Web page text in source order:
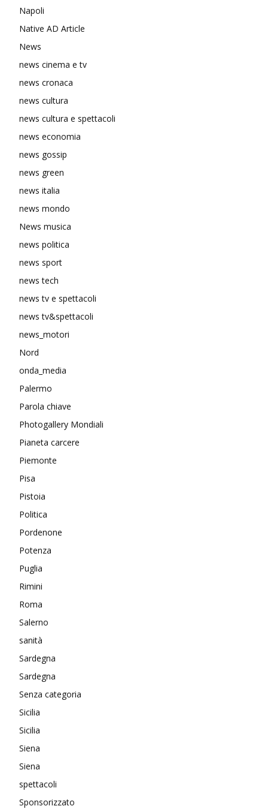
Napoli
Native AD Article
News
news cinema e tv
news cronaca
news cultura
news cultura e spettacoli
news economia
news gossip
news green
news italia
news mondo
News musica
news politica
news sport
news tech
news tv e spettacoli
news tv&spettacoli
news_motori
Nord
onda_media
Palermo
Parola chiave
Photogallery Mondiali
Pianeta carcere
Piemonte
Pisa
Pistoia
Politica
Pordenone
Potenza
Puglia
Rimini
Roma
Salerno
sanità
Sardegna
Sardegna
Senza categoria
Sicilia
Sicilia
Siena
Siena
spettacoli
Sponsorizzato